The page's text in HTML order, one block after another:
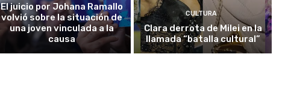
El juicio por Johana Ramallo
volvió sobre la situación de
una joven vinculada a la
causa
CULTURA
Clara derrota de Milei en la
llamada “batalla cultural”